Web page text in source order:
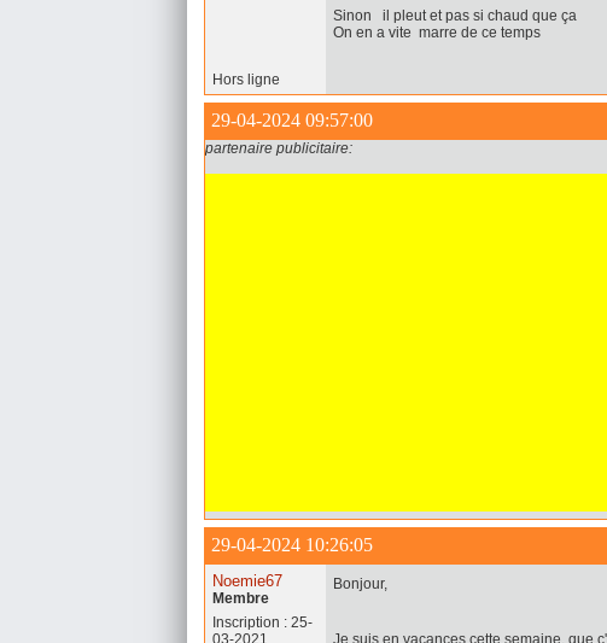
Sinon il pleut et pas si chaud que ça
On en a vite marre de ce temps
Hors ligne
29-04-2024 09:57:00
partenaire publicitaire:
29-04-2024 10:26:05
Noemie67
Membre
Inscription : 25-
03-2021
Bonjour,
Je suis en vacances cette semaine, que